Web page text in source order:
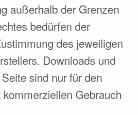
außerhalb der Grenzen
bedürfen der
des jeweiligen
Downloads und
sind nur für den
Gebrauch